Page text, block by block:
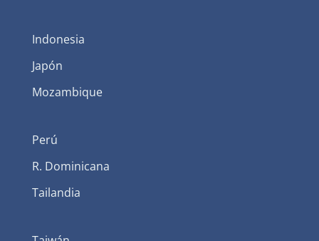
Indonesia
Japón
Mozambique
Perú
R. Dominicana
Tailandia